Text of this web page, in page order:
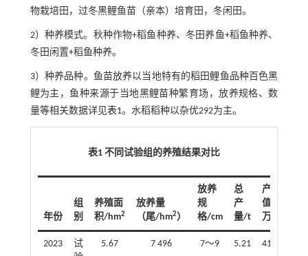
物栽培田，过冬黑鲤鱼苗（亲本）培育田，冬闲田。
2）种养模式。秋种作物+稻鱼种养、冬田养鱼+稻鱼种养、
冬田闲置+稻鱼种养。
3）种养品种。鱼苗放养以当地特有的稻田鲤鱼品种百色黑
鲤为主，鱼种来源于当地黑鲤苗种繁育场，放养规格、数
量等相关数据详见表1。水稻稻种以杂优292为主。
表1 不同试验组的养殖结果对比
年份
组
别
养殖面
积/hm2
放养量
（尾/hm2）
放养
规
格/cm
总
产
量/t
产
值/
万元
2023
试
5.67 7 496 7～9 5.21 41.68